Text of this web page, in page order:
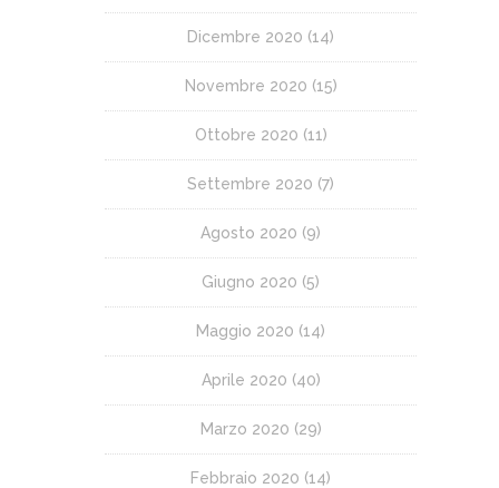
Dicembre 2020 (14)
Novembre 2020 (15)
Ottobre 2020 (11)
Settembre 2020 (7)
Agosto 2020 (9)
Giugno 2020 (5)
Maggio 2020 (14)
Aprile 2020 (40)
Marzo 2020 (29)
Febbraio 2020 (14)